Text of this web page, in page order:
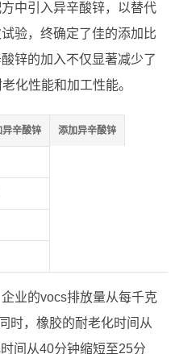
中引入异辛酸锌，以替代
验，终确定了佳的添加比
锌的加入不仅显著减少了
化性能和加工性能。
异辛酸锌 添加异辛酸锌
业的vocs排放量从每千克
时，橡胶的耐老化时间从
间从40分钟缩短至25分